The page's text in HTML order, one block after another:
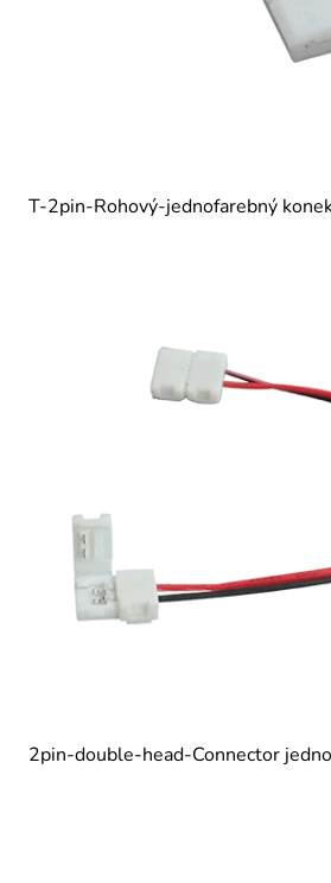
T-2pin-Rohový-jednofarebný
2pin-double-head-Connector